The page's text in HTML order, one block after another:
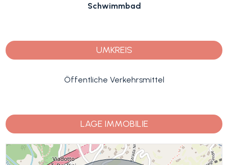
Schwimmbad
UMKREIS
Öffentliche Verkehrsmittel
LAGE IMMOBILIE